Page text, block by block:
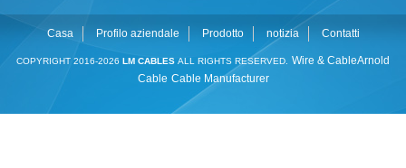
Casa Profilo aziendale Prodotto notizia Contatti
COPYRIGHT 2016-2026 LM CABLES ALL RIGHTS RESERVED. Wire & CableArnold
Cable Cable Manufacturer